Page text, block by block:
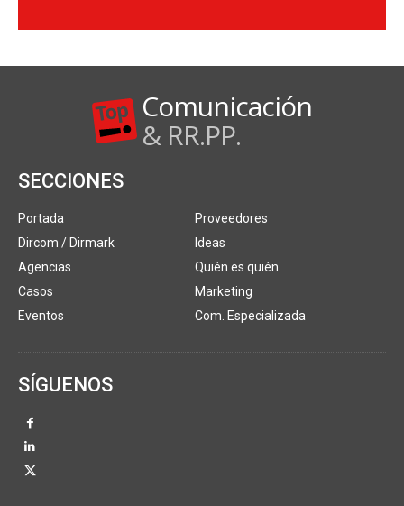
Comunicación
& RR.PP.
SECCIONES
Portada
Dircom / Dirmark
Agencias
Casos
Eventos
Proveedores
Ideas
Quién es quién
Marketing
Com. Especializada
SÍGUENOS